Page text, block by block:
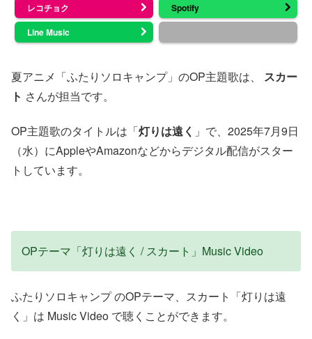
レコチョク
Spotify
Line Music
夏アニメ「ふたりソロキャンプ」のOP主題歌は、 スカー
ト さんが担当です。
OP主題歌のタイトルは「灯りは遠く 」で、2025年7月9日
（水）にAppleやAmazonなどからデジタル配信がスター
トしています。
OPテーマ「灯りは遠く / スカート」Music Video
ふたりソロキャンプ のOPテーマ、スカート「灯りは遠
く」は Music Video で聴くことができます。